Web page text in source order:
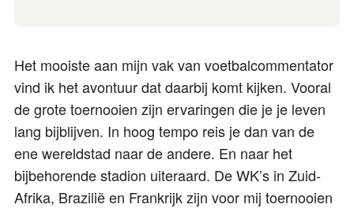
Het mooiste aan mijn vak van voetbalcommentator
vind ik het avontuur dat daarbij komt kijken. Vooral
de grote toernooien zijn ervaringen die je je leven
lang bijblijven. In hoog tempo reis je dan van de
ene wereldstad naar de andere. En naar het
bijbehorende stadion uiteraard. De WK’s in Zuid-
Afrika, Brazilië en Frankrijk zijn voor mij toernooien